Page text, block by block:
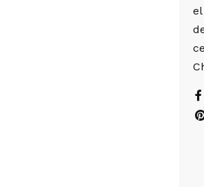
el